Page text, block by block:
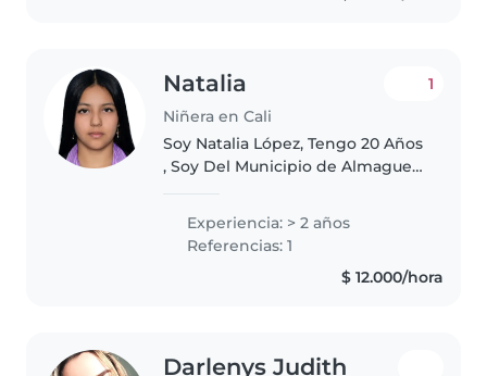
Natalia
Niñera en Cali
1
Soy Natalia López, Tengo 20 Años
, Soy Del Municipio de Almaguer
Muy Humilde , Me Gusta Estudiar
Y Quiero Salir Adelante , Soy
Experiencia: > 2 años
Referencias: 1
$ 12.000/hora
Darlenys Judith